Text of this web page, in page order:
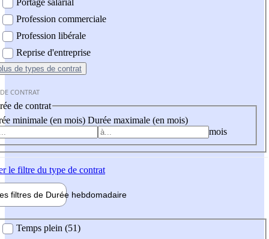
Portage salarial
Profession commerciale
Profession libérale
Reprise d'entreprise
de types de contrat
CONTRAT
de contrat
minimale (en mois) Durée maximale (en mois)
mois
le filtre du type de contrat
filtres de Durée hebdomadaire
Temps plein (51)